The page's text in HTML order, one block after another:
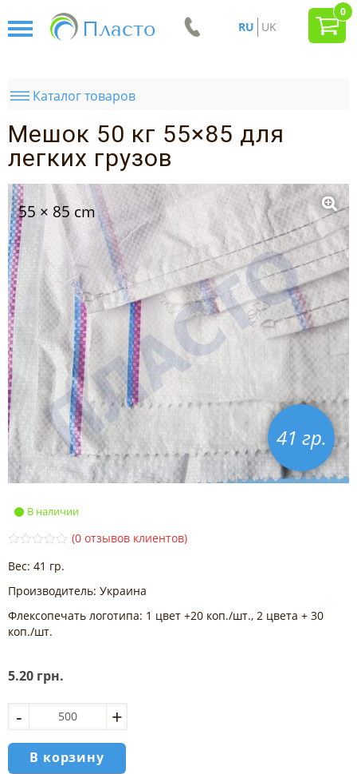
Пласто RU UK
0
Каталог товаров
Мешок 50 кг 55×85 для
легких грузов
55 × 85 cm
41 гр.
В наличии
o
t
f
b
a
o
s
o
e
(0отзывов клиентов)
Вес: 41 гр.
Производитель: Украина
Флексопечать логотипа: 1 цвет +20 коп./шт., 2 цвета + 30
коп./шт.
5.20 грн.
В корзину